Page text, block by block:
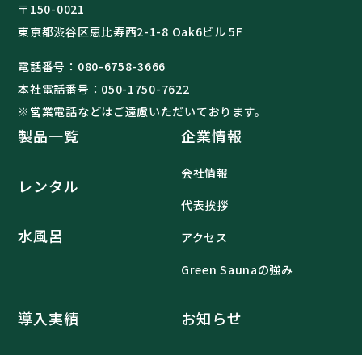
〒150-0021
東京都渋谷区恵比寿西2-1-8 Oak6ビル 5F
電話番号： 080-6758-3666
本社電話番号： 050-1750-7622
※営業電話などはご遠慮いただいております。
製品一覧
レンタル
水風呂
企業情報
会社情報
代表挨拶
アクセス
Green Saunaの強み
導入実績 お知らせ